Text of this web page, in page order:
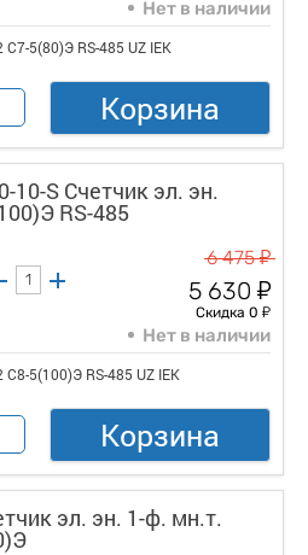
Нет в наличии
5(80)Э RS-485 UZ IEK
Корзина
10-S Счетчик эл. эн.
RS-485
6 475у
5 630 у
Скидка 0 у
Нет в наличии
5(100)Э RS-485 UZ IEK
Корзина
эл. эн. 1-ф. мн.т.